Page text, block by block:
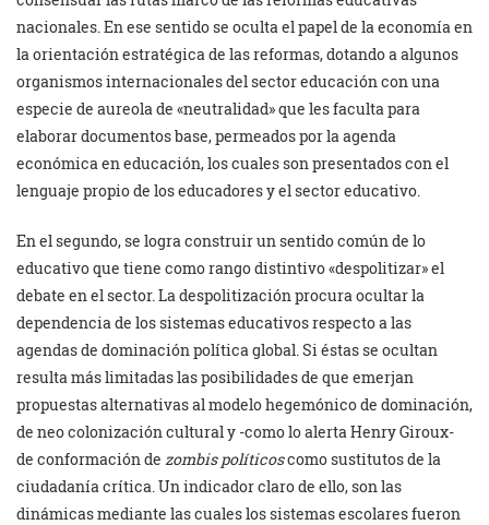
nacionales. En ese sentido se oculta el papel de la economía en
la orientación estratégica de las reformas, dotando a algunos
organismos internacionales del sector educación con una
especie de aureola de «neutralidad» que les faculta para
elaborar documentos base, permeados por la agenda
económica en educación, los cuales son presentados con el
lenguaje propio de los educadores y el sector educativo.
En el segundo, se logra construir un sentido común de lo
educativo que tiene como rango distintivo «despolitizar» el
debate en el sector. La despolitización procura ocultar la
dependencia de los sistemas educativos respecto a las
agendas de dominación política global. Si éstas se ocultan
resulta más limitadas las posibilidades de que emerjan
propuestas alternativas al modelo hegemónico de dominación,
de neo colonización cultural y -como lo alerta Henry Giroux-
de conformación de zombis políticoscomo sustitutos de la
ciudadanía crítica. Un indicador claro de ello, son las
dinámicas mediante las cuales los sistemas escolares fueron